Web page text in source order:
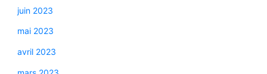
juin 2023
mai 2023
avril 2023